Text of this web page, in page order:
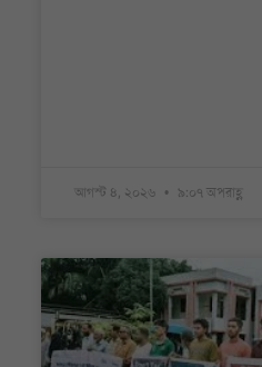
আগস্ট ৪, ২০২৬ ৯:০৭ অপরাহ্ণ